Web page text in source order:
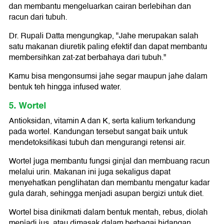
dan membantu mengeluarkan cairan berlebihan dan
racun dari tubuh.
Dr. Rupali Datta mengungkap, "Jahe merupakan salah
satu makanan diuretik paling efektif dan dapat membantu
membersihkan zat-zat berbahaya dari tubuh."
Kamu bisa mengonsumsi jahe segar maupun jahe dalam
bentuk teh hingga infused water.
5. Wortel
Antioksidan, vitamin A dan K, serta kalium terkandung
pada wortel. Kandungan tersebut sangat baik untuk
mendetoksifikasi tubuh dan mengurangi retensi air.
Wortel juga membantu fungsi ginjal dan membuang racun
melalui urin. Makanan ini juga sekaligus dapat
menyehatkan penglihatan dan membantu mengatur kadar
gula darah, sehingga menjadi asupan bergizi untuk diet.
Wortel bisa dinikmati dalam bentuk mentah, rebus, diolah